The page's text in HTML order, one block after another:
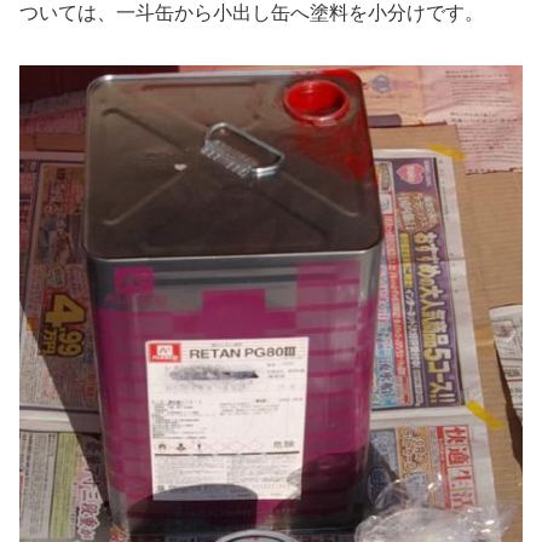
ついては、一斗缶から小出し缶へ塗料を小分けです。